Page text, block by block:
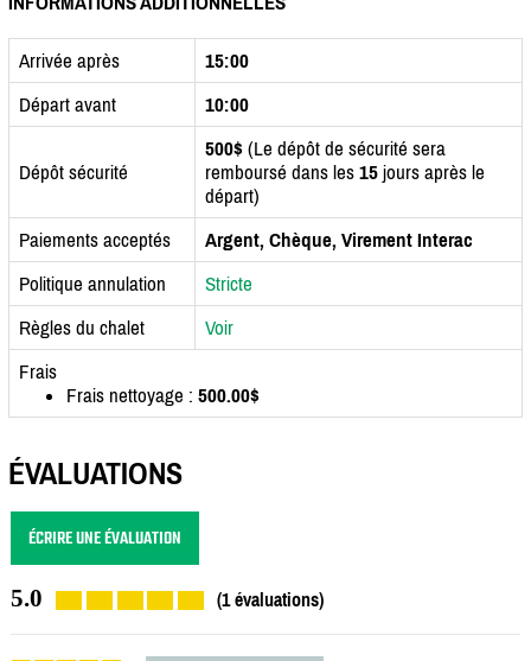
Arrivée après
15:00
Départ avant
10:00
Dépôt sécurité
500$ (Le dépôt de sécurité sera
remboursé dans les 15 jours après le
départ)
Paiements acceptés
Argent, Chèque, Virement Interac
Politique annulation
Stricte
Règles du chalet
Voir
Frais
Frais nettoyage : 500.00$
ÉVALUATIONS
ÉCRIRE UNE ÉVALUATION
5.0 (1 évaluations)